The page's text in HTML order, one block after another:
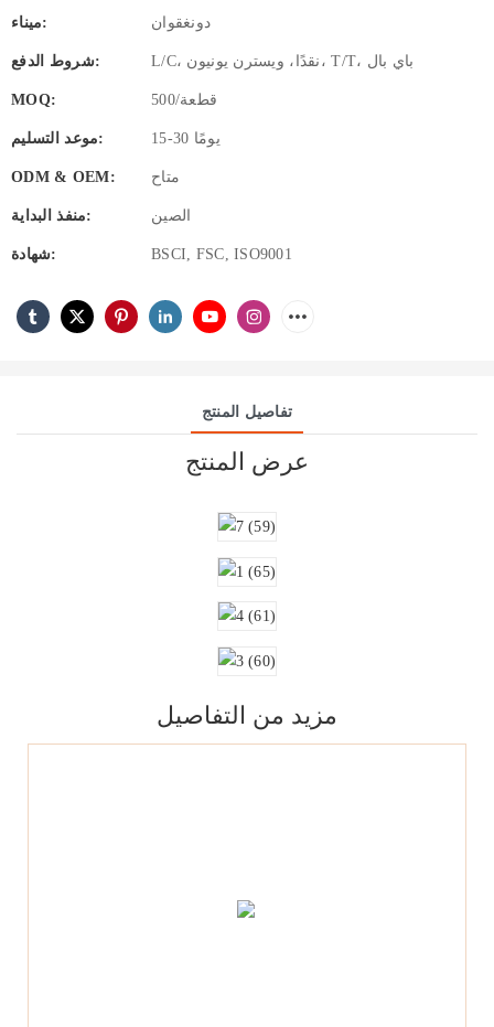
ميناء: دونغقوان
شروط الدفع: L/C، نقدًا، ويسترن يونيون، T/T، باي بال
MOQ: 500/قطعة
موعد التسليم: 15-30 يومًا
ODM & OEM: متاح
منفذ البداية: الصين
شهادة: BSCI, FSC, ISO9001
تفاصيل المنتج
عرض المنتج
مزيد من التفاصيل